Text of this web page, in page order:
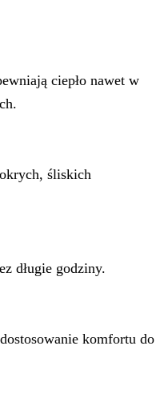
ciepło nawet w
śliskich
długie godziny.
komfortu do